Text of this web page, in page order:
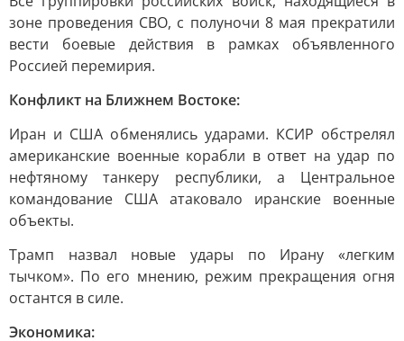
зоне проведения СВО, с полуночи 8 мая прекратили
вести боевые действия в рамках объявленного
Россией перемирия.
Конфликт на Ближнем Востоке:
Иран и США обменялись ударами. КСИР обстрелял
американские военные корабли в ответ на удар по
нефтяному танкеру республики, а Центральное
командование США атаковало иранские военные
объекты.
Трамп назвал новые удары по Ирану «легким
тычком». По его мнению, режим прекращения огня
остантся в силе.
Экономика: